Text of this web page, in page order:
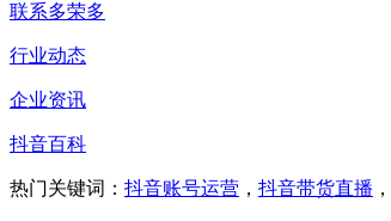
联系多荣多
行业动态
企业资讯
抖音百科
热门关键词： 抖音账号运营 ， 抖音带货直播 ，